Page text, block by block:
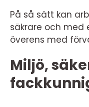
På så sätt kan
säkrare och
överens med
Miljö,